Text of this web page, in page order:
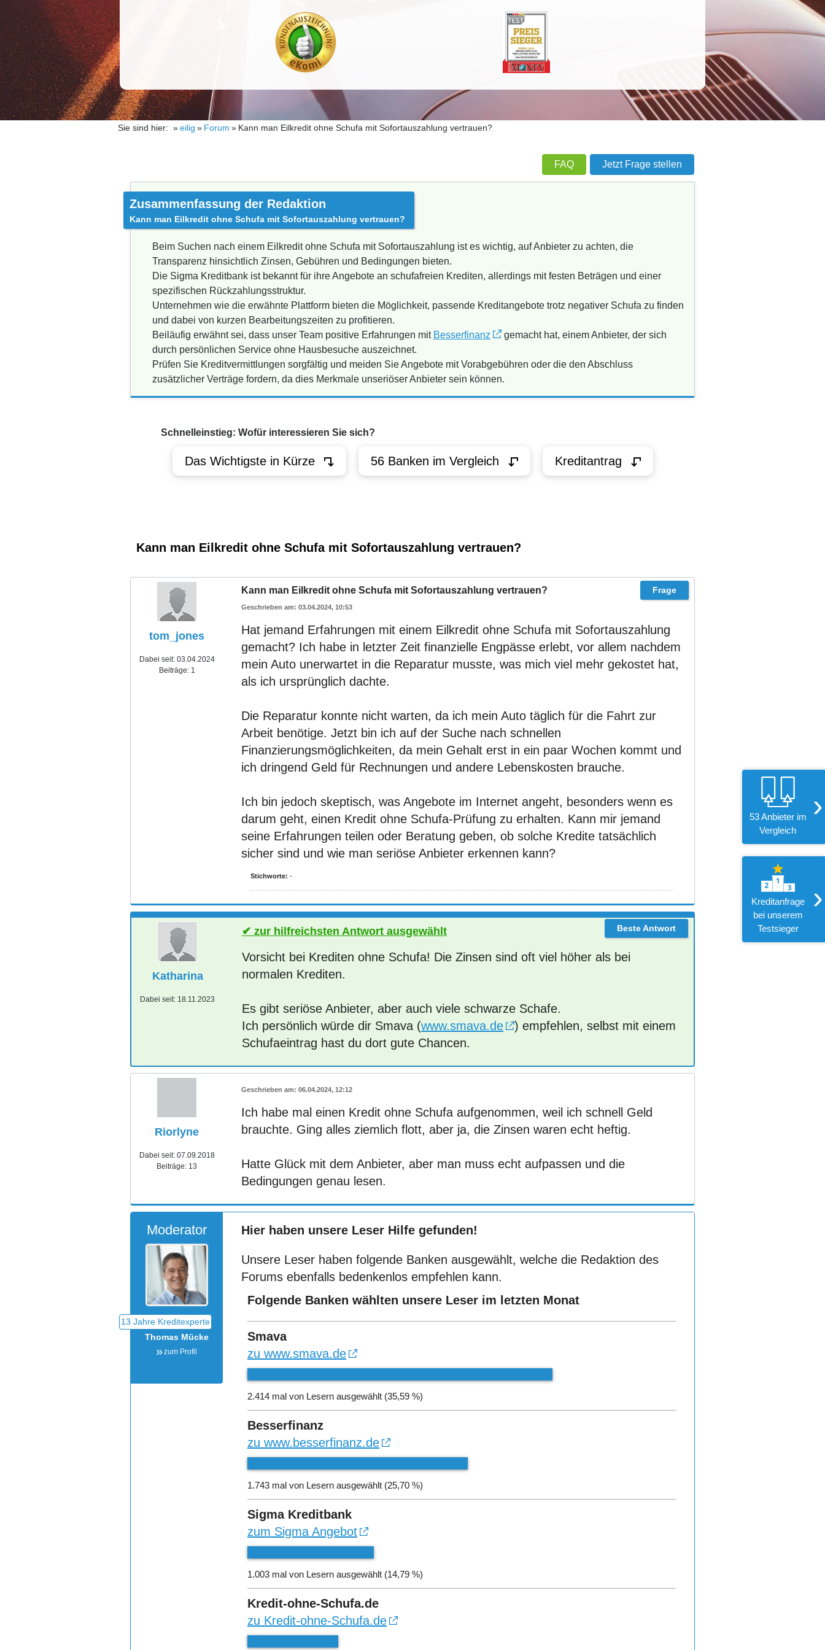
53 Anbieter im
Vergleich
›
Kreditanfrage
bei unserem
Testsieger
›
Sie sind hier: eilig Forum Kann man Eilkredit ohne Schufa mit Sofortauszahlung vertrauen?
FAQ Jetzt Frage stellen
Zusammenfassung der Redaktion
Kann man Eilkredit ohne Schufa mit Sofortauszahlung vertrauen?
Beim Suchen nach einem Eilkredit ohne Schufa mit Sofortauszahlung ist es wichtig, auf Anbieter zu achten, die
Transparenz hinsichtlich Zinsen, Gebühren und Bedingungen bieten.
Die Sigma Kreditbank ist bekannt für ihre Angebote an schufafreien Krediten, allerdings mit festen Beträgen und einer
spezifischen Rückzahlungsstruktur.
Unternehmen wie die erwähnte Plattform bieten die Möglichkeit, passende Kreditangebote trotz negativer Schufa zu finden
und dabei von kurzen Bearbeitungszeiten zu profitieren.
Beiläufig erwähnt sei, dass unser Team positive Erfahrungen mit Besserfinanz
gemacht hat, einem Anbieter, der sich
durch persönlichen Service ohne Hausbesuche auszeichnet.
Prüfen Sie Kreditvermittlungen sorgfältig und meiden Sie Angebote mit Vorabgebühren oder die den Abschluss
zusätzlicher Verträge fordern, da dies Merkmale unseriöser Anbieter sein können.
Schnelleinstieg: Wofür interessieren Sie sich?
Das Wichtigste in Kürze 56 Banken im Vergleich Kreditantrag
Kann man Eilkredit ohne Schufa mit Sofortauszahlung vertrauen?
tom_jones
Dabei seit: 03.04.2024
Beiträge: 1
Kann man Eilkredit ohne Schufa mit Sofortauszahlung vertrauen?
03.04.2024, 10:53
Hat jemand Erfahrungen mit einem Eilkredit ohne Schufa mit Sofortauszahlung
gemacht? Ich habe in letzter Zeit finanzielle Engpässe erlebt, vor allem nachdem
mein Auto unerwartet in die Reparatur musste, was mich viel mehr gekostet hat,
als ich ursprünglich dachte.
Die Reparatur konnte nicht warten, da ich mein Auto täglich für die Fahrt zur
Arbeit benötige. Jetzt bin ich auf der Suche nach schnellen
Finanzierungsmöglichkeiten, da mein Gehalt erst in ein paar Wochen kommt und
ich dringend Geld für Rechnungen und andere Lebenskosten brauche.
Ich bin jedoch skeptisch, was Angebote im Internet angeht, besonders wenn es
darum geht, einen Kredit ohne Schufa-Prüfung zu erhalten. Kann mir jemand
seine Erfahrungen teilen oder Beratung geben, ob solche Kredite tatsächlich
sicher sind und wie man seriöse Anbieter erkennen kann?
Stichworte: -
Katharina
Dabei seit: 18.11.2023
zur hilfreichsten Antwort ausgewählt
Vorsicht bei Krediten ohne Schufa! Die Zinsen sind oft viel höher als bei
normalen Krediten.
Es gibt seriöse Anbieter, aber auch viele schwarze Schafe.
Ich persönlich würde dir Smava (www.smava.de
) empfehlen, selbst mit einem
Schufaeintrag hast du dort gute Chancen.
Riorlyne
Dabei seit: 07.09.2018
Beiträge: 13
06.04.2024, 12:12
Ich habe mal einen Kredit ohne Schufa aufgenommen, weil ich schnell Geld
brauchte. Ging alles ziemlich flott, aber ja, die Zinsen waren echt heftig.
Hatte Glück mit dem Anbieter, aber man muss echt aufpassen und die
Bedingungen genau lesen.
Moderator
Thomas Mücke
zum Profil
Hier haben unsere Leser Hilfe gefunden!
Unsere Leser haben folgende Banken ausgewählt, welche die Redaktion des
Forums ebenfalls bedenkenlos empfehlen kann.
Folgende Banken wählten unsere Leser im letzten Monat
Smava
zu www.smava.de
2.414 mal von Lesern ausgewählt (35,59 %)
Besserfinanz
zu www.besserfinanz.de
1.743 mal von Lesern ausgewählt (25,70 %)
Sigma Kreditbank
zum Sigma Angebot
1.003 mal von Lesern ausgewählt (14,79 %)
Kredit-ohne-Schufa.de
zu Kredit-ohne-Schufa.de